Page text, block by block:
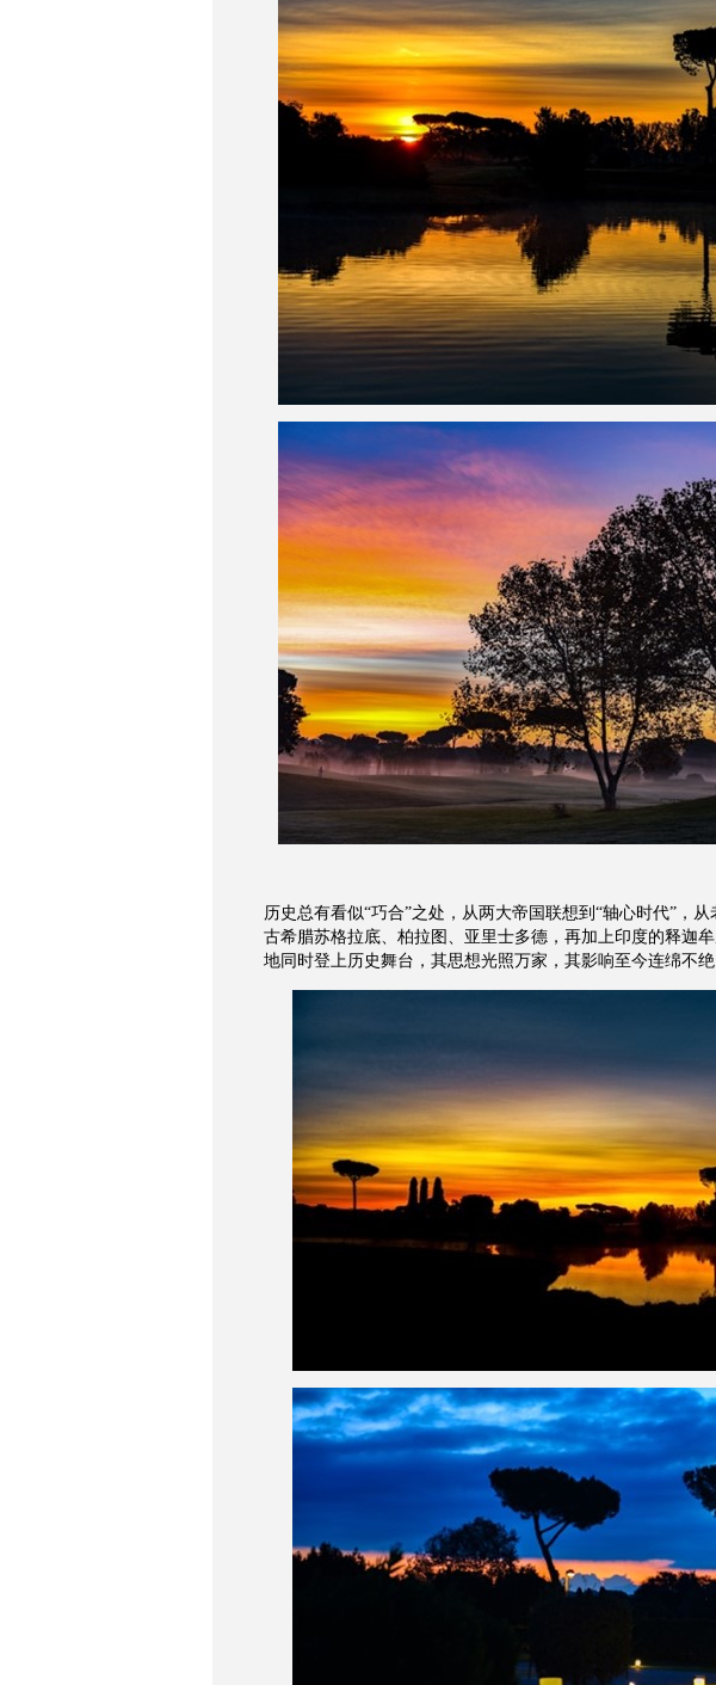
历史总有看似“巧合”之处，从两大帝国联想到“轴心时代”，
古希腊苏格拉底、柏拉图、亚里士多德，再加上印度的释迦
地同时登上历史舞台，其思想光照万家，其影响至今连绵不绝